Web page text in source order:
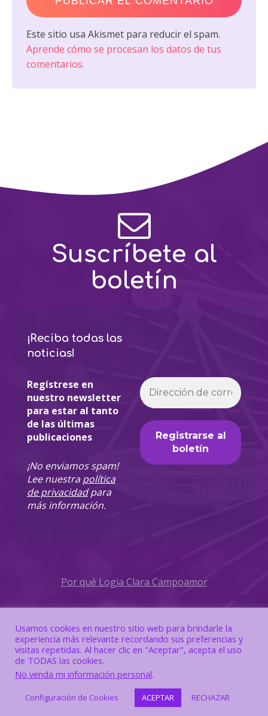
Este sitio usa Akismet para reducir el spam.
Aprende cómo se procesan los datos de tus
comentarios.
Suscríbete al
boletín
¡Reciba todas las
noticias!
Regístrese en
nuestro newsletter
para estar al tanto
de las últimas
publicaciones
¡No enviamos spam!
Lee nuestrapolítica
de privacidadpara
más información.
Por qué Logia Clara Campoamor
Política de Privacidad
Política de Cookies
Usamos cookies en nuestro sitio web para brindarle la
experiencia más relevante recordando sus preferencias y
visitas repetidas. Al hacer clic en "Aceptar", acepta el uso
de TODAS las cookies.
No venda mi información personal.
Configuración de Cookies ACEPTAR RECHAZAR